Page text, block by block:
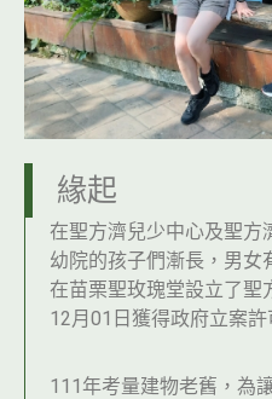
緣起
在聖方濟兒少中心及聖方
幼院的孩子們漸長，男女
在苗栗聖玫瑰堂設立了聖
12月01日獲得政府立案許
111年考量建物老舊，為